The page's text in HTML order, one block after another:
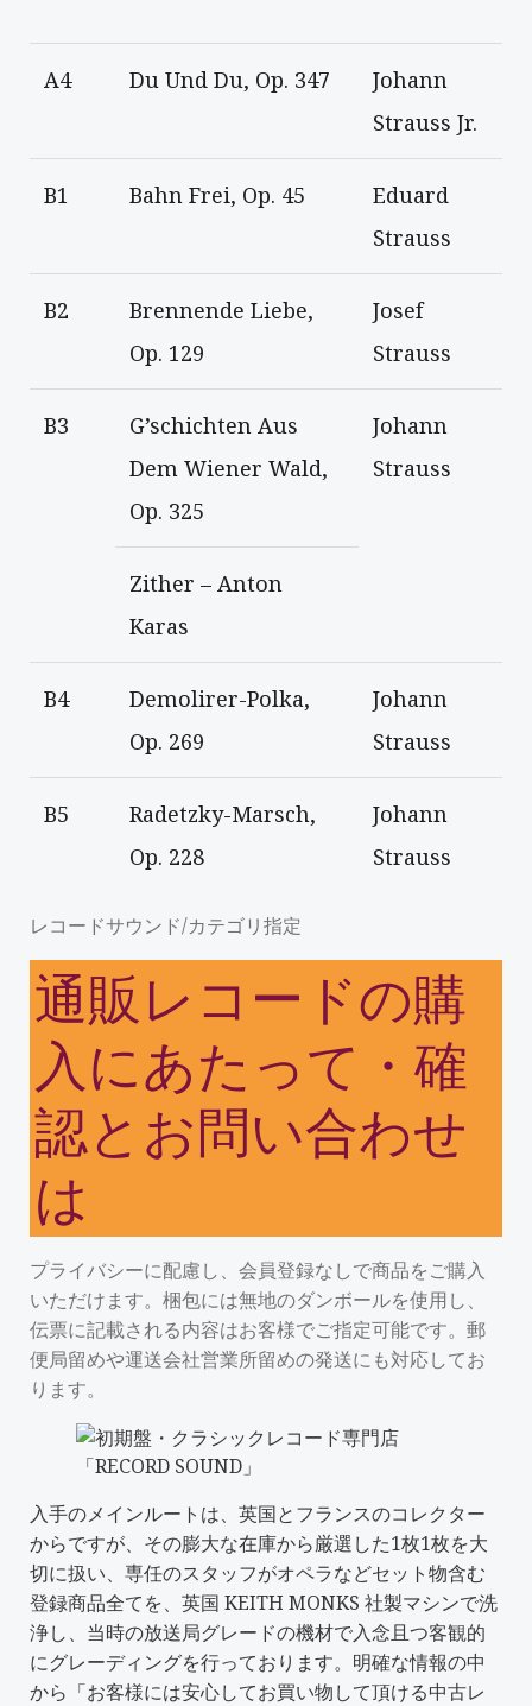
A4 Du Und Du, Op. 347
Johann
Strauss Jr.
B1 Bahn Frei, Op. 45
Eduard
Strauss
B2
Brennende Liebe,
Op. 129
Josef
Strauss
B3
G’schichten Aus
Dem Wiener Wald,
Op. 325
Johann
Strauss
Zither – Anton
Karas
B4
Demolirer-Polka,
Op. 269
Johann
Strauss
B5
Radetzky-Marsch,
Op. 228
Johann
Strauss
レコードサウンド/カテゴリ指定
通販レコードの購
入にあたって・確
認とお問い合わせ
は
プライバシーに配慮し、会員登録なしで商品をご購入
いただけます。梱包には無地のダンボールを使用し、
伝票に記載される内容はお客様でご指定可能です。郵
便局留めや運送会社営業所留めの発送にも対応してお
ります。
入手のメインルートは、英国とフランスのコレクター
からですが、その膨大な在庫から厳選した1枚1枚を大
切に扱い、専任のスタッフがオペラなどセット物含む
登録商品全てを、英国 KEITH MONKS 社製マシンで洗
浄し、当時の放送局グレードの機材で入念且つ客観的
にグレーディングを行っております。明確な情報の中
から「お客様には安心してお買い物して頂ける中古レ